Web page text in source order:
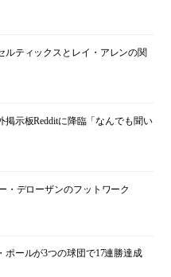
ティックスとレイ・アレンの関
示板Redditに降臨「なんでも聞い
・デローザンのフットワーク
ポールが3つの球団で17連勝達成